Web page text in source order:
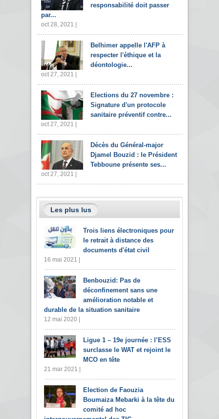
responsabilité doit passer
par...
oct 28, 2021 |
Belhimer appelle l'AFP à
respecter l'éthique et la
déontologie...
oct 27, 2021 |
Elections du 27 novembre :
Signature d'un protocole
sanitaire préventif contre...
oct 27, 2021 |
Décès du Général-major
Djamel Bouzid : le Président
Tebboune présente ses...
oct 27, 2021 |
Les plus lus
Trois liens électroniques pour
le retrait à distance des
documents d'état civil
16 mai 2021 |
Benbouzid: Pas de
déconfinement sans une
amélioration notable et
durable de la situation sanitaire
12 mai 2020 |
Ligue 1 – 19e journée : l’ESS
surclasse le WAT et rejoint le
MCO en tête
21 mar 2021 |
Election de Faouzia
Boumaiza Mebarki à la tête du
comité ad hoc